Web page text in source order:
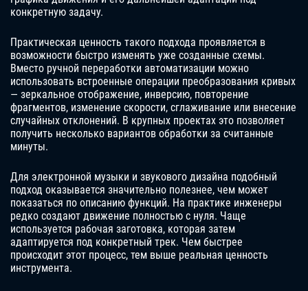
конкретную задачу.
Практическая ценность такого подхода проявляется в
возможности быстро изменять уже созданные схемы.
Вместо ручной переработки автоматизации можно
использовать встроенные операции преобразования кривых
— зеркальное отображение, инверсию, повторение
фрагментов, изменение скорости, сглаживание или внесение
случайных отклонений. В крупных проектах это позволяет
получить несколько вариантов обработки за считанные
минуты.
Для электронной музыки и звукового дизайна подобный
подход оказывается значительно полезнее, чем может
показаться по описанию функций. На практике инженеры
редко создают движение полностью с нуля. Чаще
используется рабочая заготовка, которая затем
адаптируется под конкретный трек. Чем быстрее
происходит этот процесс, тем выше реальная ценность
инструмента.